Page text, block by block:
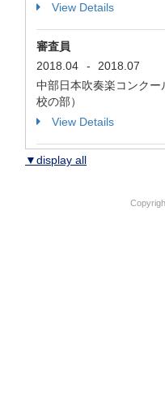
View Details
審査員
2018.04
-
2018.07
中部日本吹奏楽コンク
校の部）
View Details
▼display all